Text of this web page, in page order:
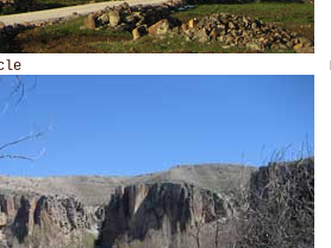
siècle Maison